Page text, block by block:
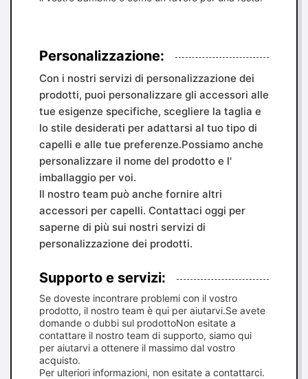
Personalizzazione:
Con i nostri servizi di personalizzazione dei
prodotti, puoi personalizzare gli accessori alle
tue esigenze specifiche, scegliere la taglia e
lo stile desiderati per adattarsi al tuo tipo di
capelli e alle tue preferenze.Possiamo anche
personalizzare il nome del prodotto e l'
imballaggio per voi.
Il nostro team può anche fornire altri
accessori per capelli. Contattaci oggi per
saperne di più sui nostri servizi di
personalizzazione dei prodotti.
Supporto e servizi:
Se doveste incontrare problemi con il vostro
prodotto, il nostro team è qui per aiutarvi.Se avete
domande o dubbi sul prodottoNon esitate a
contattare il nostro team di supporto, siamo qui
per aiutarvi a ottenere il massimo dal vostro
acquisto.
Per ulteriori informazioni, non esitate a contattarci.